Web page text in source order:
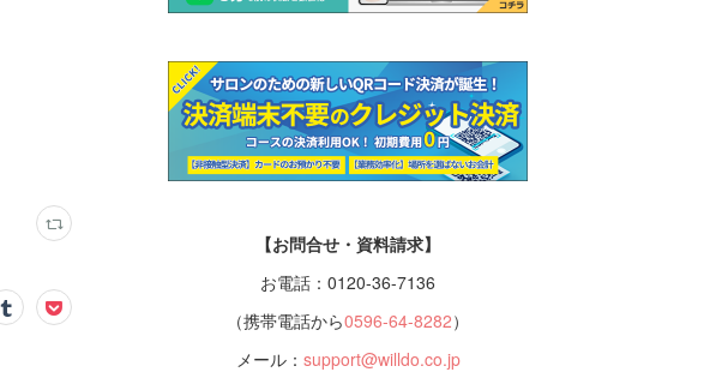
【お問合せ・資料請求】
お電話：0120-36-7136
（携帯電話から0596-64-8282）
メール： support@willdo.co.jp